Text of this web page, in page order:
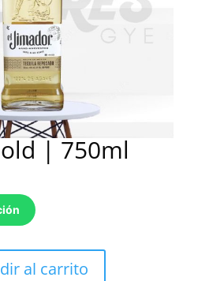
| 750ml
al carrito